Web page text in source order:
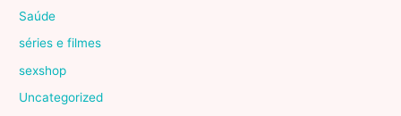
Saúde
séries e filmes
sexshop
Uncategorized